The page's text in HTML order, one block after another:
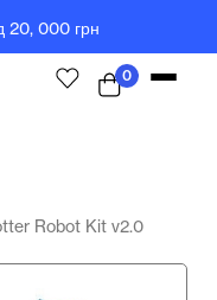
20, 000 грн
0
Robot Kit v2.0